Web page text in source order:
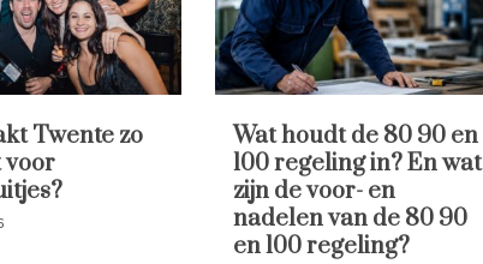
Twente zo
voor
Wat houdt de 80 90 en
100 regeling in? En wat
zijn de voor- en
nadelen van de 80 90
en 100 regeling?